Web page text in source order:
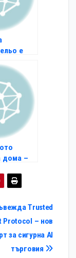
е
дома –
Trusted
Protocol – нов
за сигурна AI
търговия